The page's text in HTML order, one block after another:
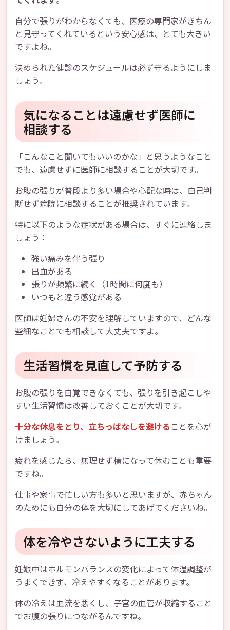
自分で張りがわからなくても、医療の専門家がきちん
と見守ってくれているという安心感は、とても大きい
ですよね。
決められた健診のスケジュールは必ず守るようにしま
しょう。
気になることは遠慮せず医師に
相談する
「こんなこと聞いてもいいのかな」と思うようなこと
でも、遠慮せずに医師に相談することが大切です。
お腹の張りが普段より多い場合や心配な時は、自己判
断せず病院に相談することが推奨されています。
特に以下のような症状がある場合は、すぐに連絡しま
しょう：
強い痛みを伴う張り
出血がある
張りが頻繁に続く（1時間に何度も）
いつもと違う感覚がある
医師は妊婦さんの不安を理解していますので、どんな
些細なことでも相談して大丈夫ですよ。
生活習慣を見直して予防する
お腹の張りを自覚できなくても、張りを引き起こしや
すい生活習慣は改善しておくことが大切です。
十分な休息をとり、立ちっぱなしを避ける ことを心が
けましょう。
疲れを感じたら、無理せず横になって休むことも重要
ですね。
仕事や家事で忙しい方も多いと思いますが、赤ちゃん
のためにも自分の体を大切にしてあげてくださいね。
体を冷やさないように工夫する
妊娠中はホルモンバランスの変化によって体温調整が
うまくできず、冷えやすくなることがあります。
体の冷えは血流を悪くし、子宮の血管が収縮すること
でお腹の張りにつながるんですね。